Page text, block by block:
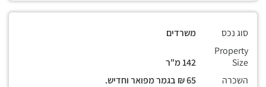
סוג נכס
משרדים
Property
Size
השכרה